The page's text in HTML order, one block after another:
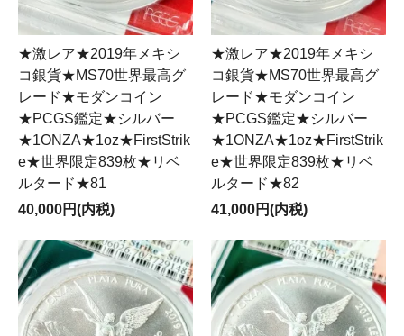
★激レア★2019年メキシ
コ銀貨★MS70世界最高グ
レード★モダンコイン
★PCGS鑑定★シルバー
★1ONZA★1oz★FirstStrik
e★世界限定839枚★リベ
ルタード★81
40,000円(内税)
★激レア★2019年メキシ
コ銀貨★MS70世界最高グ
レード★モダンコイン
★PCGS鑑定★シルバー
★1ONZA★1oz★FirstStrik
e★世界限定839枚★リベ
ルタード★82
41,000円(内税)